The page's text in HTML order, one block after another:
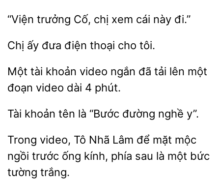
“Viện trưởng Cố, xem đi.”
Chị ấy đưa tôi.
Một tài khoản video ngắn đã
lên một
đoạn video dài
Tài là “Bước đường nghề
Trong video, Tô
Lâm để mặt mộc
ngồi
ống kính,
sau là một bức
tường trắng.